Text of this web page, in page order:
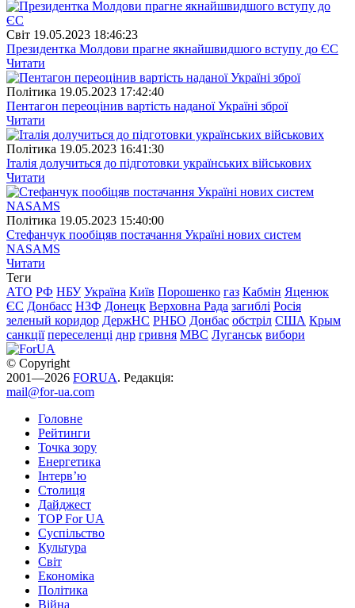
Свiт 19.05.2023 18:46:23
Президентка Молдови прагне якнайшвидшого вступу до ЄС
Читати
Полiтика 19.05.2023 17:42:40
Пентагон переоцінив вартість наданої Україні зброї
Читати
Полiтика 19.05.2023 16:41:30
Італія долучиться до підготовки українських військових
Читати
Полiтика 19.05.2023 15:40:00
Стефанчук пообіцяв постачання Україні нових систем
NASAMS
Читати
Теги
АТО РФ НБУ Україна Київ Порошенко газ Кабмін Яценюк
ЄС Донбасс НЗФ Донецк Верховна Рада загиблі Росія
зеленый коридор ДержНС РНБО Донбас обстріл США Крым
санкції переселенці днр гривня МВС Луганськ вибори
© Copyright
2001—2026 FORUA. Редакція:
mail@for-ua.com
Головне
Рейтинги
Точка зору
Енергетика
Інтерв’ю
Столиця
Дайджест
TOP For UA
Суспiльство
Культура
Світ
Економіка
Політика
Війна